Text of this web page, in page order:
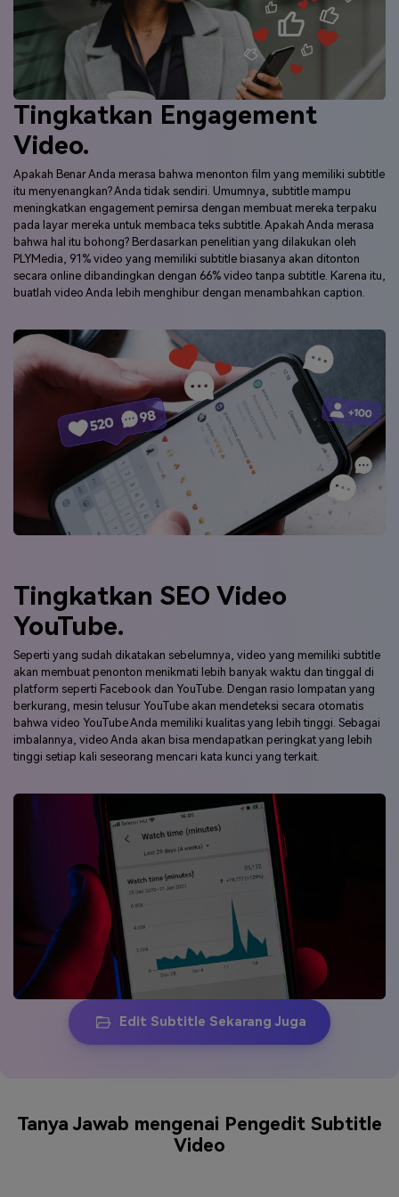
Tingkatkan Engagement
Video.
Apakah Benar Anda merasa bahwa menonton film yang memiliki subtitle
itu menyenangkan? Anda tidak sendiri. Umumnya, subtitle mampu
meningkatkan engagement pemirsa dengan membuat mereka terpaku
pada layar mereka untuk membaca teks subtitle. Apakah Anda merasa
bahwa hal itu bohong? Berdasarkan penelitian yang dilakukan oleh
PLYMedia, 91% video yang memiliki subtitle biasanya akan ditonton
secara online dibandingkan dengan 66% video tanpa subtitle. Karena itu,
buatlah video Anda lebih menghibur dengan menambahkan caption.
Tingkatkan SEO Video
YouTube.
Seperti yang sudah dikatakan sebelumnya, video yang memiliki subtitle
akan membuat penonton menikmati lebih banyak waktu dan tinggal di
platform seperti Facebook dan YouTube. Dengan rasio lompatan yang
berkurang, mesin telusur YouTube akan mendeteksi secara otomatis
bahwa video YouTube Anda memiliki kualitas yang lebih tinggi. Sebagai
imbalannya, video Anda akan bisa mendapatkan peringkat yang lebih
tinggi setiap kali seseorang mencari kata kunci yang terkait.
Edit Subtitle Sekarang Juga
Tanya Jawab mengenai Pengedit Subtitle
Video